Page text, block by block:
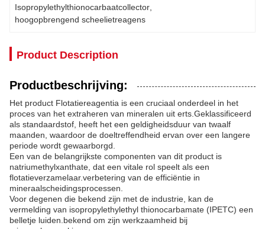
Isopropylethylthionocarbaatcollector
hoogopbrengend scheelietreagens
Product Description
Productbeschrijving:
Het product Flotatiereagentia is een cruciaal onderdeel in het
proces van het extraheren van mineralen uit erts.Geklassificeerd
als standaardstof, heeft het een geldigheidsduur van twaalf
maanden, waardoor de doeltreffendheid ervan over een langere
periode wordt gewaarborgd.
Een van de belangrijkste componenten van dit product is
natriumethylxanthate, dat een vitale rol speelt als een
flotatieverzamelaar.verbetering van de efficiëntie in
mineraalscheidingsprocessen.
Voor degenen die bekend zijn met de industrie, kan de
vermelding van isopropylethylethyl thionocarbamate (IPETC) een
belletje luiden.bekend om zijn werkzaamheid bij